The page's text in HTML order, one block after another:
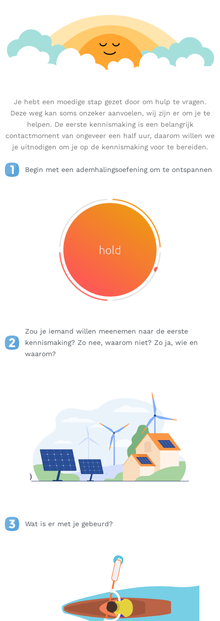
Je hebt een moedige stap gezet door om hulp te vragen.
Deze weg kan soms onzeker aanvoelen, wij zijn er om je te
helpen. De eerste kennismaking is een belangrijk
contactmoment van ongeveer een half uur, daarom willen we
je uitnodigen om je op de kennismaking voor te bereiden.
Begin met een ademhalingsoefening om te ontspannen
Zou je iemand willen meenemen naar de eerste
kennismaking? Zo nee, waarom niet? Zo ja, wie en
waarom?
Wat is er met je gebeurd?